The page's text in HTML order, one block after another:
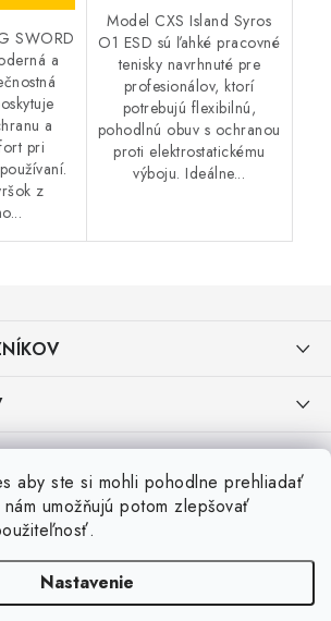
aby ste si mohli pohodlne prehliadať
umožňujú potom zlepšovať
Nastavenie
SWORD
a
a
pri
z
Model CXS Island Syros
O1 ESD sú ľahké pracovné
tenisky navrhnuté pre
profesionálov, ktorí
potrebujú flexibilnú,
pohodlnú obuv s ochranou
proti elektrostatickému
výboju. Ideálne...
ÚDAJOV
ČERVA
CXS
SKECHER
ARTRA
Shoes for Crews
produktov